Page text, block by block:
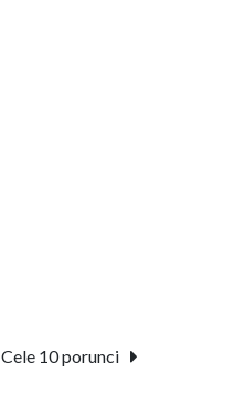
Cele 10 porunci